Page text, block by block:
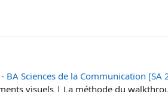
BA Sciences de la Communication [SA
visuels | La méthode du